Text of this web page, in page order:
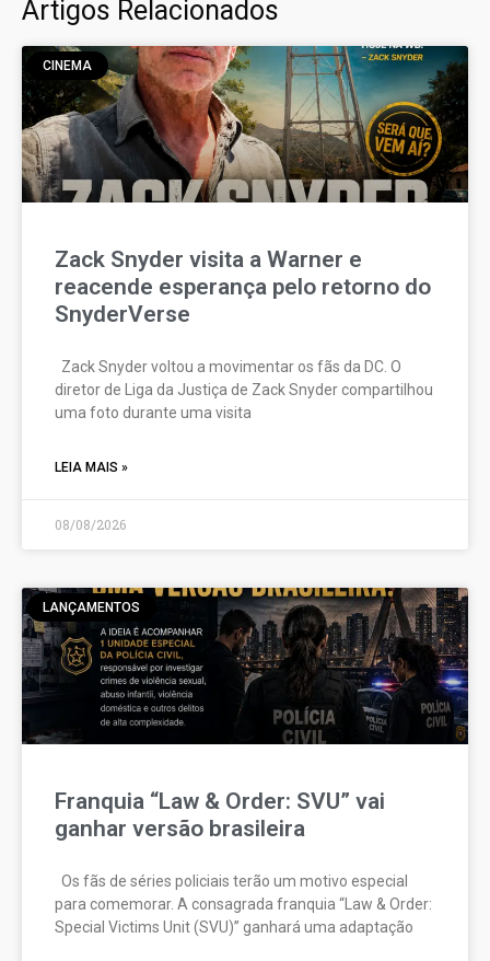
Artigos Relacionados
CINEMA
Zack Snyder visita a Warner e
reacende esperança pelo retorno do
SnyderVerse
Zack Snyder voltou a movimentar os fãs da DC. O
diretor de Liga da Justiça de Zack Snyder compartilhou
uma foto durante uma visita
LEIA MAIS »
08/08/2026
LANÇAMENTOS
Franquia “Law & Order: SVU” vai
ganhar versão brasileira
Os fãs de séries policiais terão um motivo especial
para comemorar. A consagrada franquia “Law & Order:
Special Victims Unit (SVU)” ganhará uma adaptação